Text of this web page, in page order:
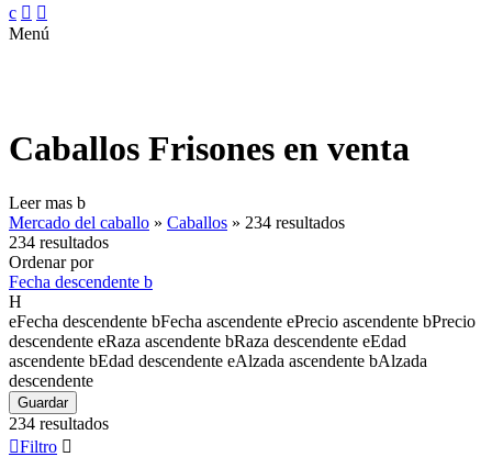
c  
Menú
Caballos Frisones en venta
Leer mas b
Mercado del caballo » Caballos » 234 resultados
234 resultados
Ordenar por
Fecha descendente b
H
eFecha descendente bFecha ascendente ePrecio ascendente bPrecio
descendente eRaza ascendente bRaza descendente eEdad
ascendente bEdad descendente eAlzada ascendente bAlzada
descendente
Guardar
234 resultados
Filtro 